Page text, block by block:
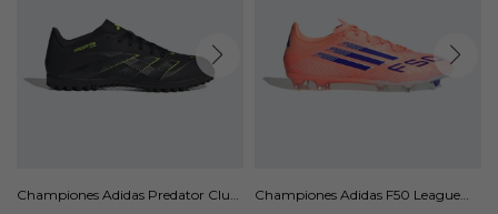
Championes Adidas Predator Club
Championes Adidas F50 League